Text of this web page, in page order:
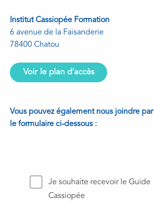
Institut Cassiopée Formation
6 avenue de la Faisanderie
78400 Chatou
Voir le plan d'accès
Vous pouvez également nous joindre par
le formulaire ci-dessous :
Je souhaite recevoir le Guide
Cassiopée